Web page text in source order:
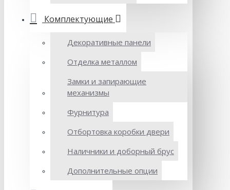
Комплектующие
Декоративные панели
Отделка металлом
Замки и запирающие
механизмы
Фурнитура
Отбортовка коробки двери
Наличники и доборный брус
Дополнительные опции